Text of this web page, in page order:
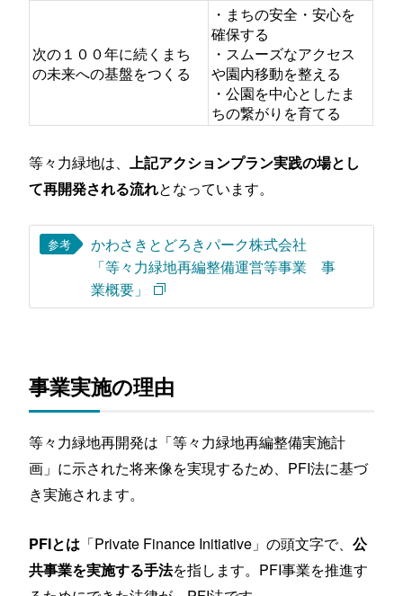
次の１００年に続くまち
の未来への基盤をつくる
・まちの安全・安心を
確保する
・スムーズなアクセス
や園内移動を整える
・公園を中心としたま
ちの繋がりを育てる
等々力緑地は、上記アクションプラン実践の場とし
て再開発される流れとなっています。
参考
かわさきとどろきパーク株式会社
「等々力緑地再編整備運営等事業 事
業概要」
事業実施の理由
等々力緑地再開発は「等々力緑地再編整備実施計
画」に示された将来像を実現するため、PFI法に基づ
き実施されます。
PFIとは 「Private Finance Initiative」の頭文字で、公
共事業を実施する手法を指します。PFI事業を推進す